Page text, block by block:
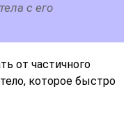
с его
от частичного
которое быстро